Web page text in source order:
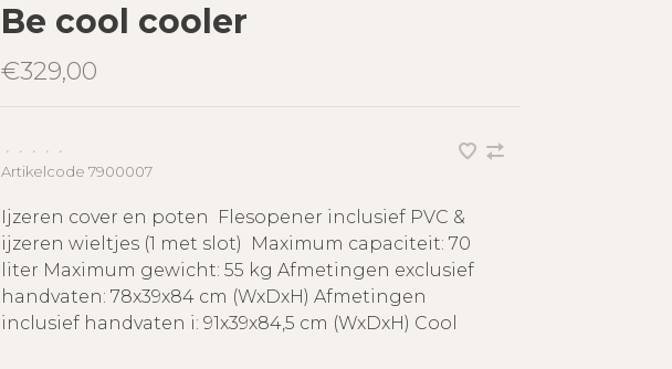
Be cool cooler
€329,00
• • • •
•
Artikelcode 7900007
Ijzeren cover en poten Flesopener inclusief PVC &
ijzeren wieltjes (1 met slot) Maximum capaciteit: 70
liter Maximum gewicht: 55 kg Afmetingen exclusief
handvaten: 78x39x84 cm (WxDxH) Afmetingen
inclusief handvaten i: 91x39x84,5 cm (WxDxH) Cool